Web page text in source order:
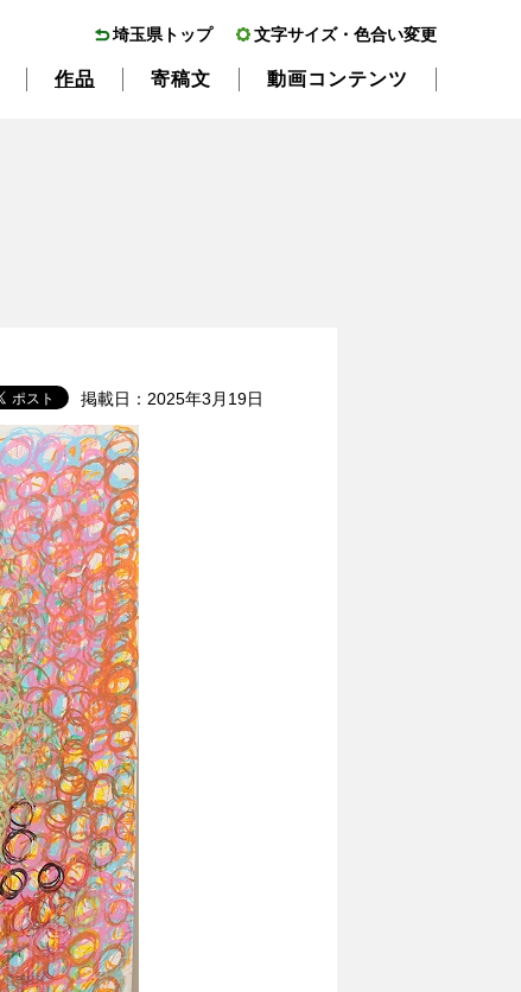
埼玉県トップ 文字サイズ・色合い変更
作品 寄稿文 動画コンテンツ
掲載日：2025年3月19日